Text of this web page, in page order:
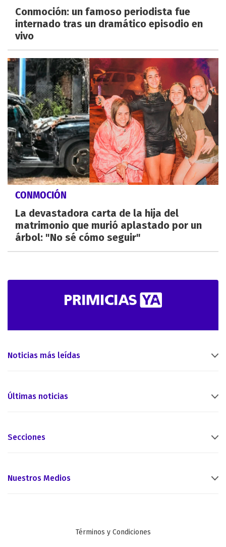
Conmoción: un famoso periodista fue
internado tras un dramático episodio en
vivo
CONMOCIÓN
La devastadora carta de la hija del
matrimonio que murió aplastado por un
árbol: "No sé cómo seguir"
Noticias más leídas
Últimas noticias
Secciones
Nuestros Medios
Términos y Condiciones